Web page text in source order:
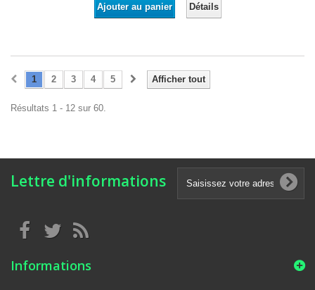
Ajouter au panier Détails
Afficher tout
1 2 3 4 5
Résultats 1 - 12 sur 60.
Lettre d'informations
Informations